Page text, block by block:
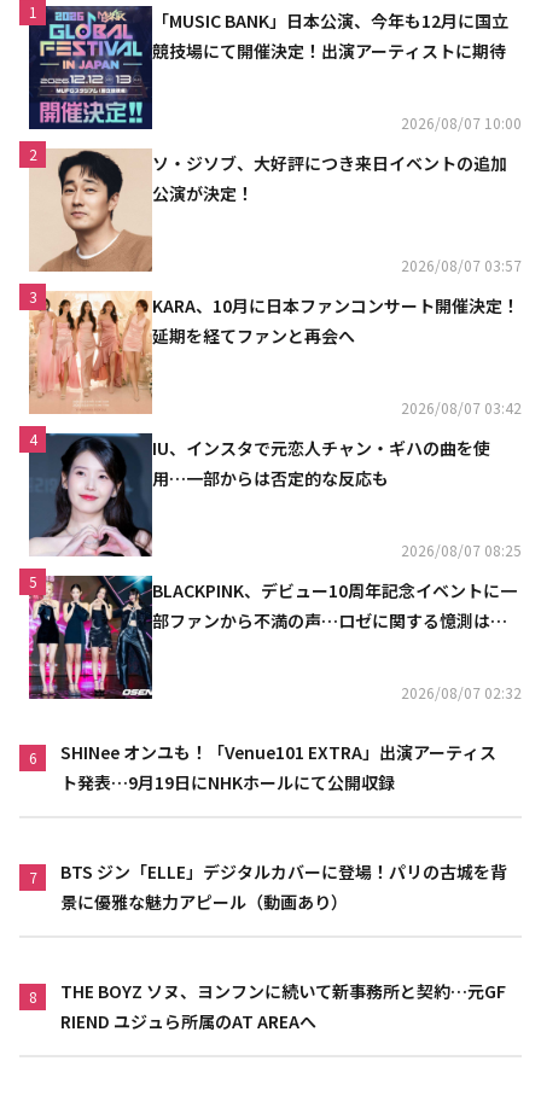
1
「MUSIC BANK」日本公演、今年も12月に国立
競技場にて開催決定！出演アーティストに期待
2026/08/07 10:00
2
ソ・ジソブ、大好評につき来日イベントの追加
公演が決定！
2026/08/07 03:57
3
KARA、10月に日本ファンコンサート開催決定！
延期を経てファンと再会へ
2026/08/07 03:42
4
IU、インスタで元恋人チャン・ギハの曲を使
用…一部からは否定的な反応も
2026/08/07 08:25
5
BLACKPINK、デビュー10周年記念イベントに一
部ファンから不満の声…ロゼに関する憶測は否
2026/08/07 02:32
6
SHINee オンユも！「Venue101 EXTRA」出演アーティス
ト発表…9月19日にNHKホールにて公開収録
7
BTS ジン「ELLE」デジタルカバーに登場！パリの古城を背
景に優雅な魅力アピール（動画あり）
8
THE BOYZ ソヌ、ヨンフンに続いて新事務所と契約…元GF
RIEND ユジュら所属のAT AREAへ